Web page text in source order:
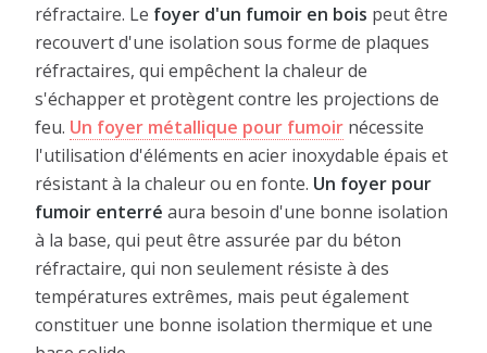
réfractaire. Le foyer d'un fumoir en bois peut être
recouvert d'une isolation sous forme de plaques
réfractaires, qui empêchent la chaleur de
s'échapper et protègent contre les projections de
feu. Un foyer métallique pour fumoir nécessite
l'utilisation d'éléments en acier inoxydable épais et
résistant à la chaleur ou en fonte. Un foyer pour
fumoir enterré aura besoin d'une bonne isolation
à la base, qui peut être assurée par du béton
réfractaire, qui non seulement résiste à des
températures extrêmes, mais peut également
constituer une bonne isolation thermique et une